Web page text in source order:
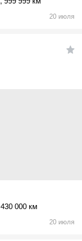
20 июля
430 000 км
20 июля